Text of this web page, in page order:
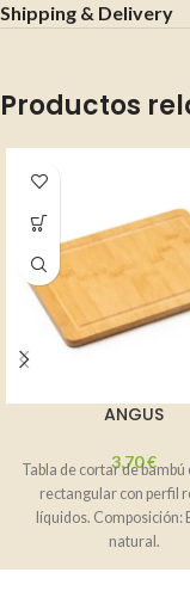
Shipping & Delivery
Productos
ANGUS
3,70€
Tabla de cortar de bambú
rectangular con perfil
líquidos. Composición:
natural.